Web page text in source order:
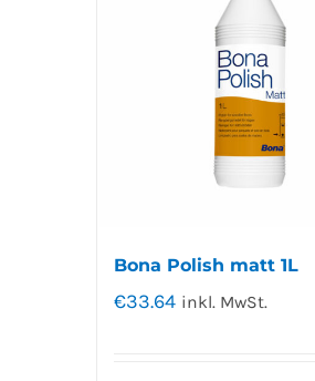
Bona Polish matt 1L
€33.64 inkl. MwSt.